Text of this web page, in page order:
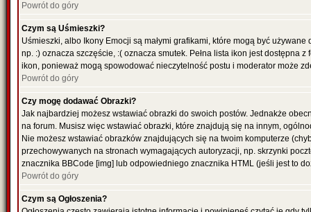
Powrót do góry
Czym są Uśmieszki?
Uśmieszki, albo Ikony Emocji są małymi grafikami, które mogą być
np. :) oznacza szczęście, :( oznacza smutek. Pełna lista ikon jest dostępna
ikon, ponieważ mogą spowodować nieczytelność postu i moderator może
Powrót do góry
Czy mogę dodawać Obrazki?
Jak najbardziej możesz wstawiać obrazki do swoich postów. Jednakże
na forum. Musisz więc wstawiać obrazki, które znajdują się na innym,
Nie możesz wstawiać obrazków znajdujących się na twoim komputerze
przechowywanych na stronach wymagających autoryzacji, np. skrzynki
znacznika BBCode [img] lub odpowiedniego znacznika HTML (jeśli jest to
Powrót do góry
Czym są Ogłoszenia?